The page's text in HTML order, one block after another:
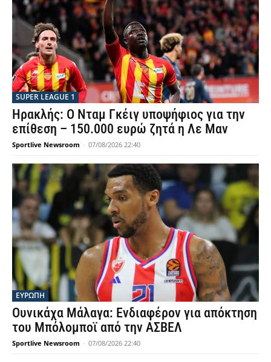
SUPER LEAGUE 1
Ηρακλής: Ο Νταμ Γκέιγ υποψήφιος για την
επίθεση – 150.000 ευρώ ζητά η Λε Μαν
Sportlive Newsroom - 07/08/2026 22:40
ΕΥΡΩΠΗ
Ουνικάχα Μάλαγα: Ενδιαφέρον για απόκτηση
του Μπόλομποϊ από την ΑΣΒΕΛ
Sportlive Newsroom - 07/08/2026 22:40